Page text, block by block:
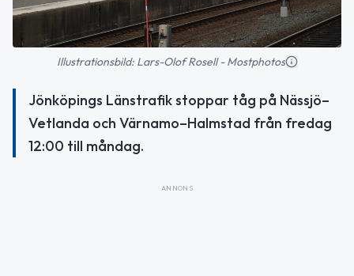
Illustrationsbild: Lars-Olof Rosell - Mostphotos
Jönköpings Länstrafik stoppar tåg på Nässjö–
Vetlanda och Värnamo–Halmstad från fredag
12:00 till måndag.
ANNONS